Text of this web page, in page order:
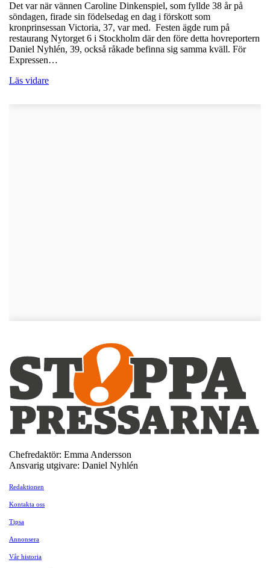
Det var när vännen Caroline Dinkenspiel, som fyllde 38 år på
söndagen, firade sin födelsedag en dag i förskott som
kronprinsessan Victoria, 37, var med. Festen ägde rum på
restaurang Nytorget 6 i Stockholm där den före detta hovreportern
Daniel Nyhlén, 39, också råkade befinna sig samma kväll. För
Expressen…
Läs vidare
Chefredaktör: Emma Andersson
Ansvarig utgivare: Daniel Nyhlén
Redaktionen
Kontakta oss
Tipsa
Annonsera
Vår historia